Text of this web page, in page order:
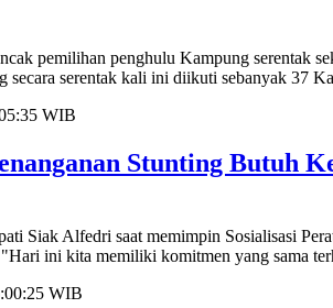
pemilihan penghulu Kampung serentak
secara serentak kali ini diikuti sebanyak 37
WIB
Stunting Butuh
Siak Alfedri saat memimpin Sosialisasi
ini kita memiliki komitmen yang sama
WIB